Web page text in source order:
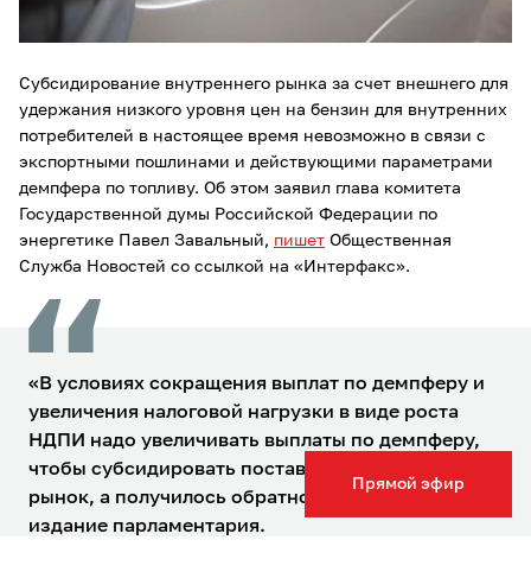
Прямой эфир
Субсидирование внутреннего рынка за счет внешнего для
удержания низкого уровня цен на бензин для внутренних
потребителей в настоящее время невозможно в связи с
экспортными пошлинами и действующими параметрами
демпфера по топливу. Об этом заявил глава комитета
Государственной думы Российской Федерации по
энергетике Павел Завальный, пишет Общественная
Служба Новостей со ссылкой на «Интерфакс».
«В условиях сокращения выплат по демпферу и
увеличения налоговой нагрузки в виде роста
НДПИ надо увеличивать выплаты по демпферу,
чтобы субсидировать поставки на внутренний
рынок, а получилось обратное», – цитирует
издание парламентария.